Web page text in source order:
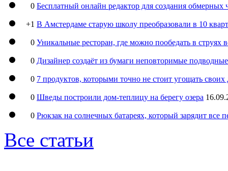
0 Бесплатный онлайн редактор для создания обмерных
+1 В Амстердаме старую школу преобразовали в 10
0 Уникальные ресторан, где можно пообедать в струях
0 Дизайнер создаёт из бумаги неповторимые
0 7 продуктов, которыми точно не стоит угощать
0 Шведы построили дом-теплицу на берегу озера
0 Рюкзак на солнечных батареях, который зарядит все
Все статьи